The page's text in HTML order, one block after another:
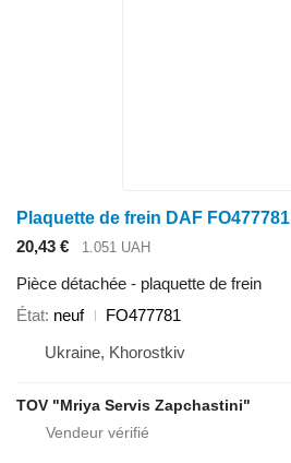
Plaquette de frein DAF FO477781
20,43 €
1.051 UAH
Pièce détachée - plaquette de frein
État neuf
FO477781
Ukraine, Khorostkiv
TOV "Mriya Servis Zapchastini"